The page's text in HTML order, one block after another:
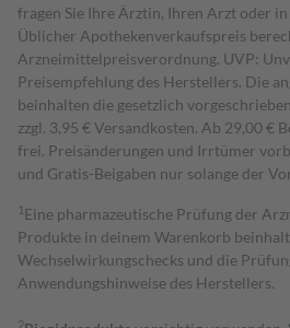
fragen Sie Ihre Ärztin, Ihren Arzt oder
Üblicher Apothekenverkaufspreis
Arzneimittelpreisverordnung. UVP:
Preisempfehlung des Herstellers. Die
beinhalten die gesetzlich
zzgl. 3,95 € Versandkosten. Ab 29,00 €
frei. Preisänderungen und Irrtümer
und Gratis-Beigaben nur solange der
1 Eine pharmazeutische Prüfung der
Produkte in deinem Warenkorb
Wechselwirkungschecks und die
Anwendungshinweise des Herstellers.
2